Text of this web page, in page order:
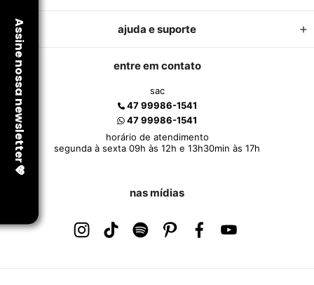
ajuda e suporte
entre em contato
sac
47 99986-1541
47 99986-1541
horário de atendimento
segunda à sexta 09h às 12h e 13h30min às 17h
nas mídias